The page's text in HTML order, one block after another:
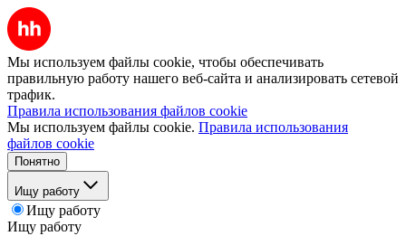
Мы используем файлы cookie, чтобы обеспечивать
правильную работу нашего веб-сайта и анализировать сетевой
трафик.
Правила использования файлов cookie
Мы используем файлы cookie. Правила использования
файлов cookie
Понятно
Ищу работу
Ищу работу
Ищу работу